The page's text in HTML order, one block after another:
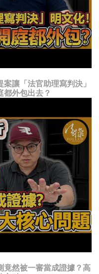
讓「法官助理寫判決」
都外包出去？
竟然被一審當成證據？高